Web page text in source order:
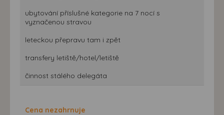
ubytování příslušné kategorie na 7 nocí s
vyznačenou stravou
leteckou přepravu tam i zpět
transfery letiště/hotel/letiště
činnost stálého delegáta
Cena nezahrnuje